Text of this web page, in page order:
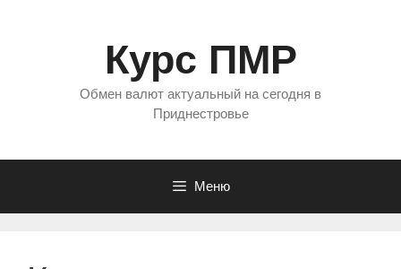
Курс ПМР
Обмен валют актуальный на сегодня в
Приднестровье
Меню